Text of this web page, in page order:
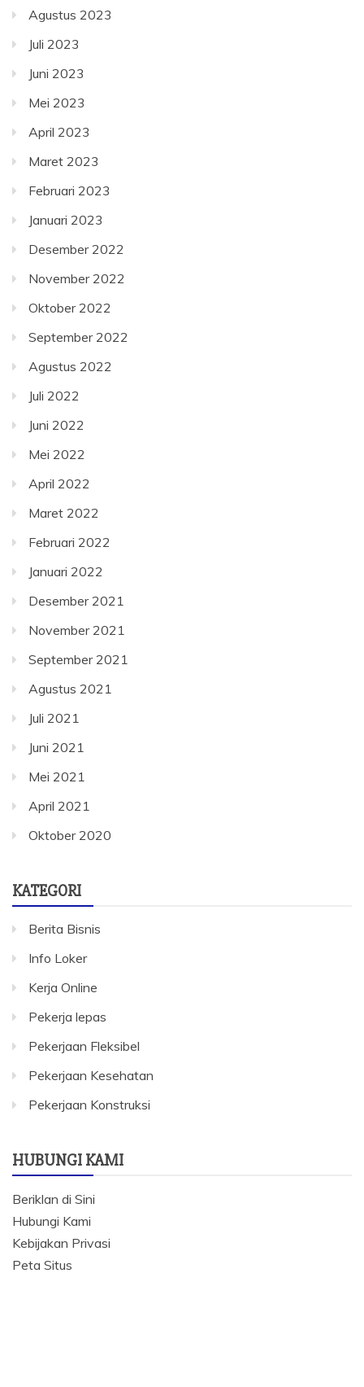
Agustus 2023
Juli 2023
Juni 2023
Mei 2023
April 2023
Maret 2023
Februari 2023
Januari 2023
Desember 2022
November 2022
Oktober 2022
September 2022
Agustus 2022
Juli 2022
Juni 2022
Mei 2022
April 2022
Maret 2022
Februari 2022
Januari 2022
Desember 2021
November 2021
September 2021
Agustus 2021
Juli 2021
Juni 2021
Mei 2021
April 2021
Oktober 2020
KATEGORI
Berita Bisnis
Info Loker
Kerja Online
Pekerja lepas
Pekerjaan Fleksibel
Pekerjaan Kesehatan
Pekerjaan Konstruksi
HUBUNGI KAMI
Beriklan di Sini
Hubungi Kami
Kebijakan Privasi
Peta Situs